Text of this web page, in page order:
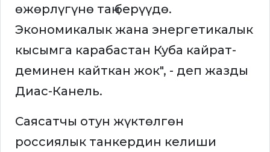
өжөрлүгүнө таң берүүдө.
Экономикалык жана энергетикалык
кысымга карабастан Куба кайрат-
деминен кайткан жок", - деп жазды
Диас-Канель.
Саясатчы отун жүктөлгөн
россиялык танкердин келиши